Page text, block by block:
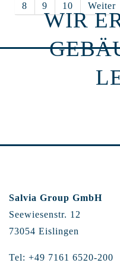
8
9 10 Weiter
WIR
Salvia Group GmbH
Seewiesenstr. 12
73054 Eislingen
Tel: +49 7161 6520-200